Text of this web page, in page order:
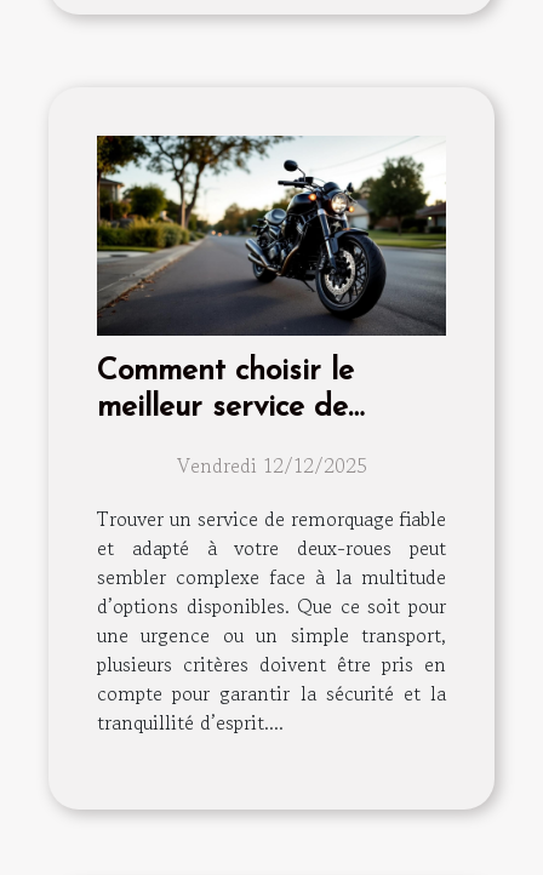
Comment choisir le
meilleur service de
deux-roues ?
Vendredi 12/12/2025
Trouver un service de remorquage fiable
et adapté à votre deux-roues peut
sembler complexe face à la multitude
d’options disponibles. Que ce soit pour
une urgence ou un simple transport,
plusieurs critères doivent être pris en
compte pour garantir la sécurité et la
tranquillité d’esprit....